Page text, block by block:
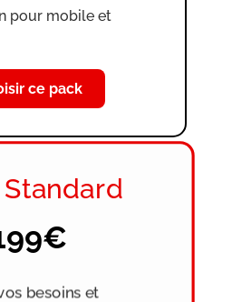
pour mobile et
ce pack
Standard
besoins et